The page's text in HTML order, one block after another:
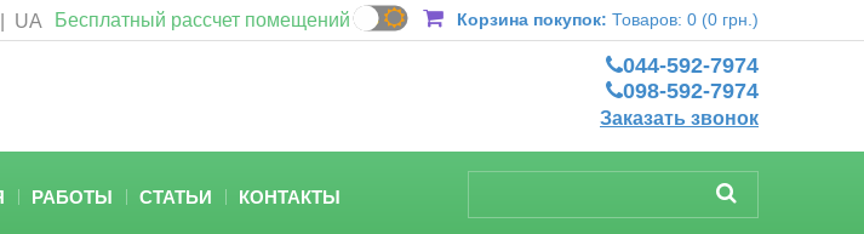
UA Бесплатный рассчет помещений Корзина покупок: Товаров: 0 (0 грн.)
044-592-7974
098-592-7974
Заказать звонок
РАБОТЫ СТАТЬИ КОНТАКТЫ